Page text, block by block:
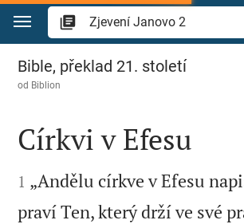
Přejít na obsah
Zjevení Janovo 2
Bible, překlad 21. století
od Biblion

Církvi v Efesu

1 „Andělu církve v Efesu
praví Ten, který drží ve své